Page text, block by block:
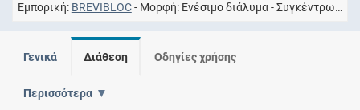
Εμπορική BREVIBLOC Μορφή Eνέσιμο διάλυμα Συγκέντρωση
Γενικά Διάθεση Οδηγίες χρήσης
Περισσότερα